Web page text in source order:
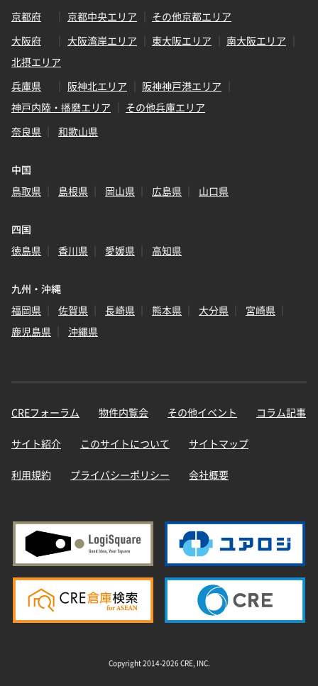
京都府
京都中央エリア
その他京都エリア
大阪府
大阪湾岸エリア 東大阪エリア
南大阪エリア
北摂エリア
兵庫県
阪神北エリア
阪神神戸港エリア
神戸内陸・播磨エリア
その他兵庫エリア
奈良県
和歌山県
中国
鳥取県
島根県 岡山県 広島県 山口県
四国
徳島県
香川県 愛媛県 高知県
九州・沖縄
福岡県
佐賀県 長崎県 熊本県 大分県
宮崎県
鹿児島県
沖縄県
CREフォーラム 物件内覧会 その他イベント コラム記事
サイト紹介 このサイトについて サイトマップ
利用規約 プライバシーポリシー 会社概要
Copyright 2014-2026 CRE, INC.